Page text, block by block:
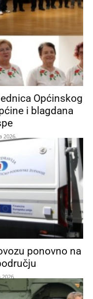
Općinskog
i blagdana
2026.
ponovno na